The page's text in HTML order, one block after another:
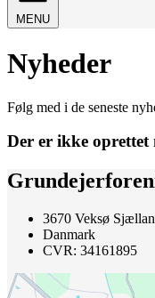
MENU
Nyheder
Følg med i de seneste
Der er ikke oprettet
3670 Veksø
Danmark
CVR: 34161895